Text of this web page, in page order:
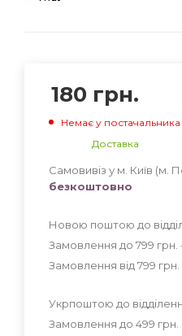
180 грн.
Немає у постачальника
Доставка
Самовивіз у м. Київ (м.
безкоштовно
Новою поштою до
Замовлення до 799 грн.
Замовлення від 799 грн.
Укрпоштою до
Замовлення до 499 грн.